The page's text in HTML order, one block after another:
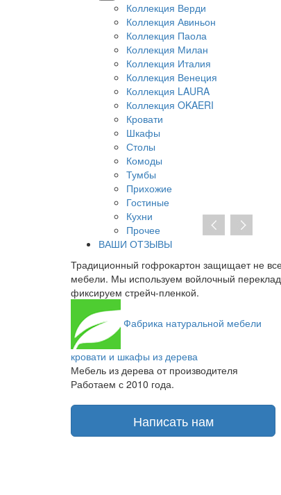
Коллекция Верди
Коллекция Авиньон
Коллекция Паола
Коллекция Милан
Коллекция Италия
Коллекция Венеция
Коллекция LAURA
Коллекция OKAERI
Кровати
Шкафы
Столы
Комоды
Тумбы
Прихожие
Гостиные
Кухни
Прочее
ВАШИ ОТЗЫВЫ
Традиционный гофрокартон защищает не
мебели. Мы используем войлочный
фиксируем стрейч-пленкой.
Фабрика натуральной мебели
кровати и шкафы из дерева
Мебель из дерева от производителя
Работаем с 2010 года.
Написать нам